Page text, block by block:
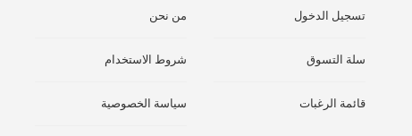
من نحن
شروط الاستخدام
سياسة الخصوصية
تسجيل الدخول
سلة التسوق
قائمة الرغبات